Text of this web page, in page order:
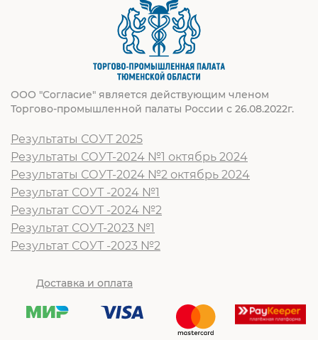
ООО "Согласие" является действующим членом
Торгово-промышленной палаты России с 26.08.2022г.
Результаты СОУТ 2025
Результаты СОУТ-2024 №1 октябрь 2024
Результаты СОУТ-2024 №2 октябрь 2024
Результат СОУТ -2024 №1
Результат СОУТ -2024 №2
Результат СОУТ-2023 №1
Результат СОУТ -2023 №2
Доставка и оплата